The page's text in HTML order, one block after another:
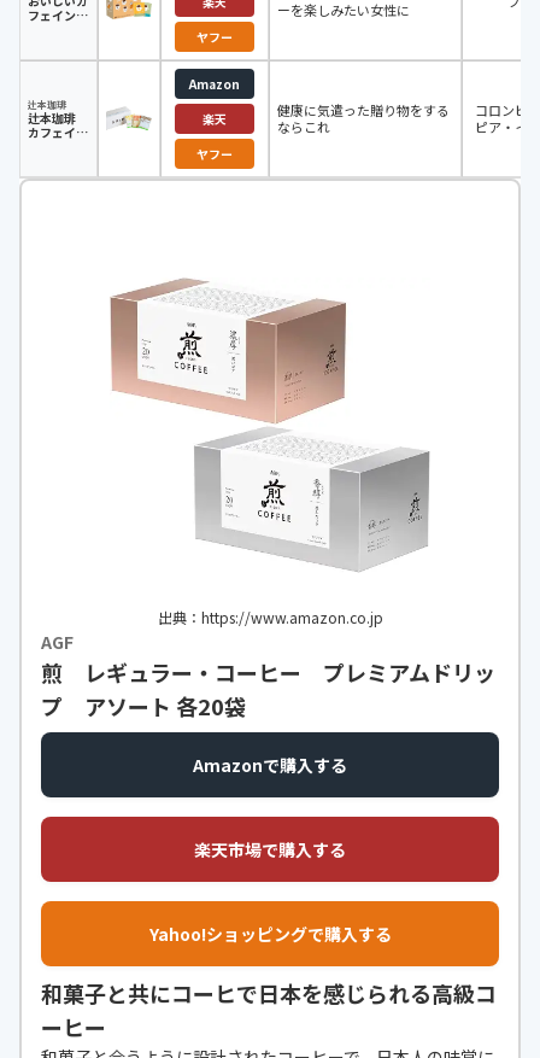
フェインレ
ヤフー
ーを楽しみたい女性に
辻本珈琲
辻本珈琲
カフェイン
【デカフェ
Amazon
楽天
ヤフー
健康に気遣った贈り物をする
ならこれ
コロンビ
ピア・イ
出典：https://www.amazon.co.jp
AGF
煎 レギュラー・コーヒー プレミアムドリッ
プ アソート 各20袋
Amazonで購入する
楽天市場で購入する
Yahoo!ショッピングで購入する
和菓子と共にコーヒで日本を感じられる高級コ
ーヒー